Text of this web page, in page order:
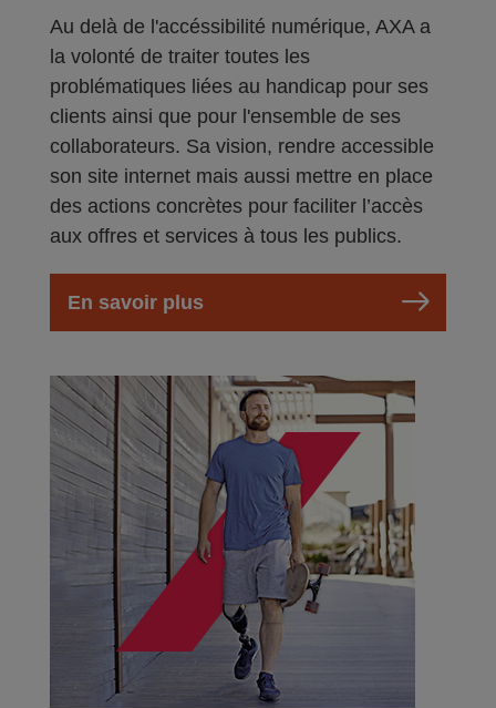
Au delà de l'accéssibilité numérique, AXA a
la volonté de traiter toutes les
problématiques liées au handicap pour ses
clients ainsi que pour l'ensemble de ses
collaborateurs. Sa vision, rendre accessible
son site internet mais aussi mettre en place
des actions concrètes pour faciliter l’accès
aux offres et services à tous les publics.
En savoir plus